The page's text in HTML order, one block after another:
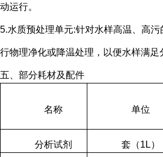
动运行。
5.水质预处理单元:针对水样高温、高
行物理净化或降温处理，以便水样满足
五、部分耗材及配件
名称 单位
分析试剂 套（1L）